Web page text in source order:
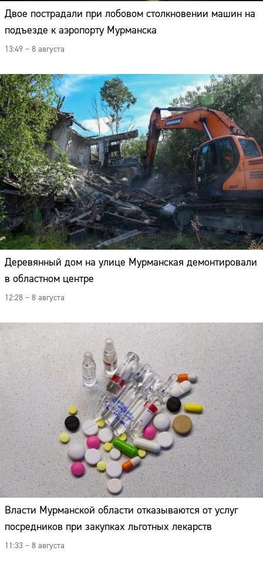
Двое пострадали при лобовом столкновении машин на
подъезде к аэропорту Мурманска
13:49 – 8 августа
Деревянный дом на улице Мурманская демонтировали
в областном центре
12:28 – 8 августа
Власти Мурманской области отказываются от услуг
посредников при закупках льготных лекарств
11:33 – 8 августа